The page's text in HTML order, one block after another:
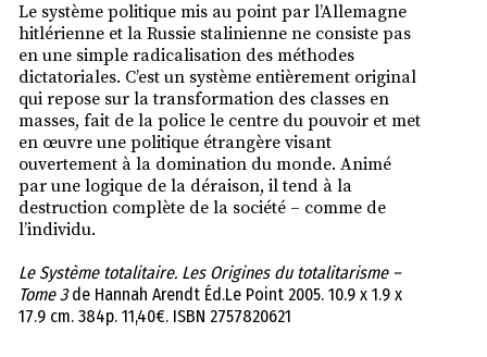
Le système politique mis au point par l’Allemagne
hitlérienne et la Russie stalinienne ne consiste pas
en une simple radicalisation des méthodes
dictatoriales. C’est un système entièrement original
qui repose sur la transformation des classes en
masses, fait de la police le centre du pouvoir et met
en œuvre une politique étrangère visant
ouvertement à la domination du monde. Animé
par une logique de la déraison, il tend à la
destruction complète de la société – comme de
l’individu.
Le Système totalitaire. Les Origines du totalitarisme –
Tome 3de Hannah Arendt Éd.Le Point 2005. 10.9 x 1.9 x
17.9 cm. 384p. 11,40€. ISBN 2757820621